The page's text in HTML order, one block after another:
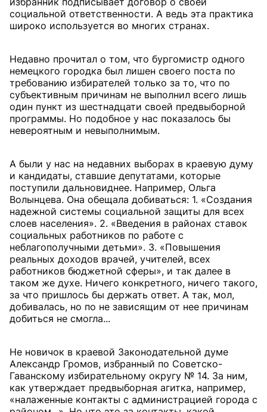
социальной ответственности. А ведь эта практика
широко используется во многих странах.
Недавно прочитал о том, что бургомистр одного
немецкого городка был лишен своего поста по
требованию избирателей только за то, что по
субъективным причинам не выполнил всего лишь
один пункт из шестнадцати своей предвыборной
программы. Но подобное у нас показалось бы
невероятным и невыполнимым.
А были у нас на недавних выборах в краевую думу
и кандидаты, ставшие депутатами, которые
поступили дальновиднее. Например, Ольга
Волынцева. Она обещала добиваться: 1. «Создания
надежной системы социальной защиты для всех
слоев населения». 2. «Введения в районах ставок
социальных работников по работе с
неблагополучными детьми». 3. «Повышения
реальных доходов врачей, учителей, всех
работников бюджетной сферы», и так далее в
таком же духе. Ничего конкретного, ничего такого,
за что пришлось бы держать ответ. А так, мол,
добивалась, но по не зависящим от нее причинам
добиться не смогла...
Не новичок в краевой Законодательной думе
Александр Громов, избранный по Советско-
Гаванскому избирательному округу № 14. За ним,
как утверждает предвыборная агитка, например,
«налаженные контакты с администрацией города с